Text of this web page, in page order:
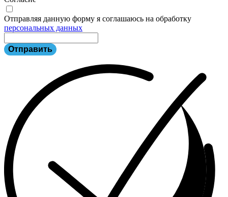
Отправляя данную форму я соглашаюсь на обработку
персональных данных
Отправить